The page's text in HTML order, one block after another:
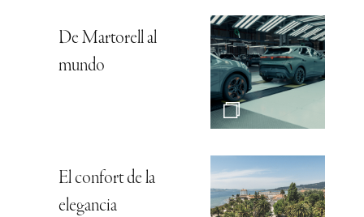
De Martorell al
mundo
El confort de la
elegancia